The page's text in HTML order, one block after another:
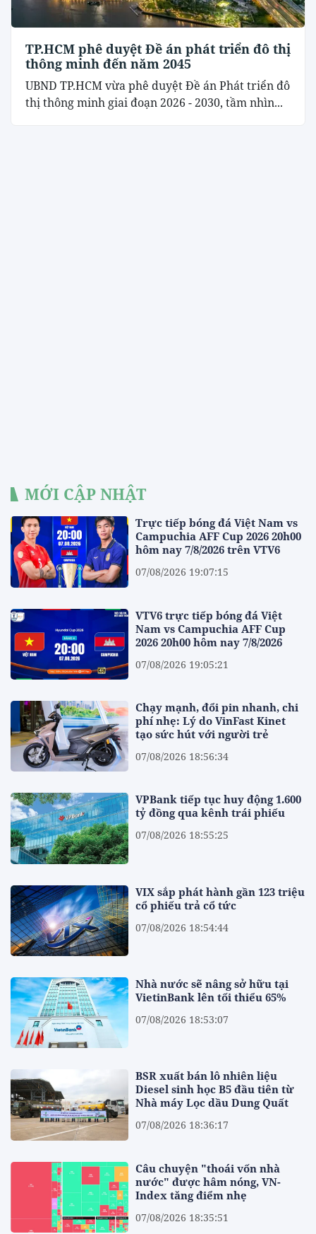
TP.HCM phê duyệt Đề án phát triển đô thị
thông minh đến năm 2045
UBND TP.HCM vừa phê duyệt Đề án Phát triển đô
thị thông minh giai đoạn 2026 - 2030, tầm nhìn...
MỚI CẬP NHẬT
Trực tiếp bóng đá Việt Nam vs
Campuchia AFF Cup 2026 20h00
hôm nay 7/8/2026 trên VTV6
07/08/2026 19:07:15
VTV6 trực tiếp bóng đá Việt
Nam vs Campuchia AFF Cup
2026 20h00 hôm nay 7/8/2026
07/08/2026 19:05:21
Chạy mạnh, đổi pin nhanh, chi
phí nhẹ: Lý do VinFast Kinet
tạo sức hút với người trẻ
07/08/2026 18:56:34
VPBank tiếp tục huy động 1.600
tỷ đồng qua kênh trái phiếu
07/08/2026 18:55:25
VIX sắp phát hành gần 123 triệu
cổ phiếu trả cổ tức
07/08/2026 18:54:44
Nhà nước sẽ nâng sở hữu tại
VietinBank lên tối thiểu 65%
07/08/2026 18:53:07
BSR xuất bán lô nhiên liệu
Diesel sinh học B5 đầu tiên từ
Nhà máy Lọc dầu Dung Quất
07/08/2026 18:36:17
Câu chuyện "thoái vốn nhà
nước" được hâm nóng, VN-
Index tăng điểm nhẹ
07/08/2026 18:35:51